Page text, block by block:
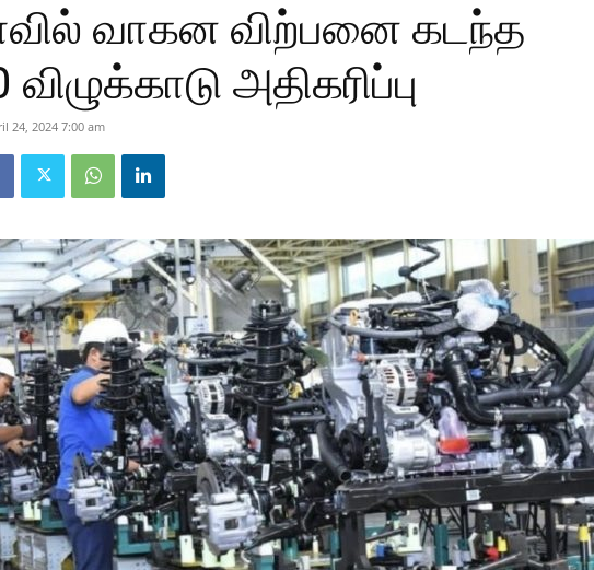
வாகன விற்பனை கடந்த
அதிகரிப்பு
24, 2024 7:00 am